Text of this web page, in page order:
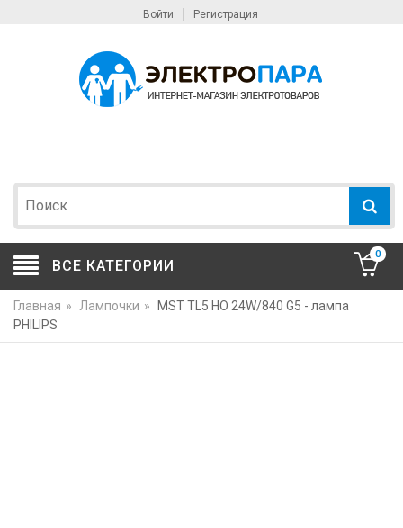
Войти Регистрация
ВСЕ КАТЕГОРИИ
0
Главная » Лампочки »
MST TL5 HO 24W/840 G5 - лампа
PHILIPS